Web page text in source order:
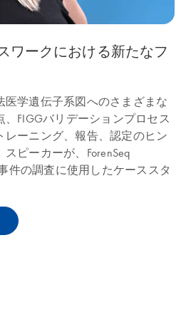
ワークにおける新たなフ
医学遺伝子系図へのさまざまな
FIGGバリデーションプロセス
レーニング、報告、認定のヒン
ピーカーが、ForenSeq
件の調査に使用したケーススタ